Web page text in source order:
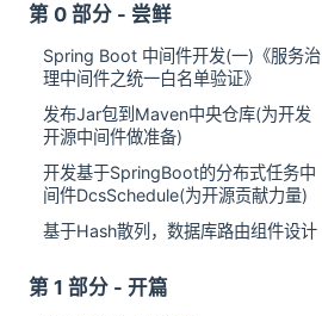
第 0 部分 - 尝鲜
Spring Boot 中间件开发(一)《服务治
理中间件之统一白名单验证》
发布Jar包到Maven中央仓库(为开发
开源中间件做准备)
开发基于SpringBoot的分布式任务中
间件DcsSchedule(为开源贡献力量)
基于Hash散列，数据库路由组件设计
第 1 部分 - 开篇